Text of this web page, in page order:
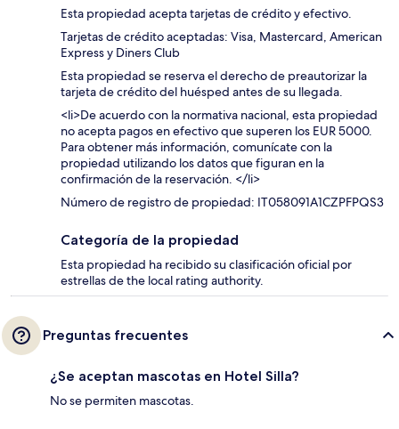
Esta propiedad acepta tarjetas de crédito y efectivo.
Tarjetas de crédito aceptadas: Visa, Mastercard, American
Express y Diners Club
Esta propiedad se reserva el derecho de preautorizar la
tarjeta de crédito del huésped antes de su llegada.
<li>De acuerdo con la normativa nacional, esta propiedad
no acepta pagos en efectivo que superen los EUR 5000.
Para obtener más información, comunícate con la
propiedad utilizando los datos que figuran en la
confirmación de la reservación. </li>
Número de registro de propiedad: IT058091A1CZPFPQS3
Categoría de la propiedad
Esta propiedad ha recibido su clasificación oficial por
estrellas de the local rating authority.
Preguntas frecuentes
¿Se aceptan mascotas en Hotel Silla?
No se permiten mascotas.